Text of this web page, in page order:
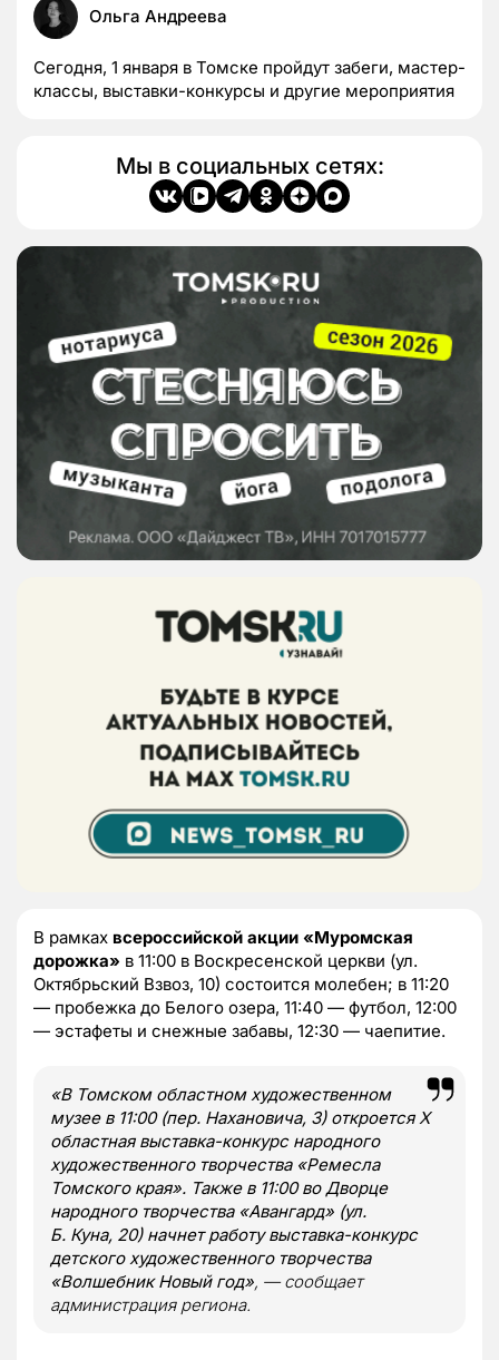
Ольга Андреева
Сегодня, 1 января в Томске пройдут забеги, мастер-
классы, выставки-конкурсы и другие мероприятия
Мы в социальных сетях:
В рамках всероссийской акции «Муромская
дорожка» в 11:00 в Воскресенской церкви (ул.
Октябрьский Взвоз, 10) состоится молебен; в 11:20
— пробежка до Белого озера, 11:40 — футбол, 12:00
— эстафеты и снежные забавы, 12:30 — чаепитие.
«В Томском областном художественном
музее в 11:00 (пер. Нахановича, 3) откроется X
областная выставка-конкурс народного
художественного творчества «Ремесла
Томского края». Также в 11:00 во Дворце
народного творчества «Авангард» (ул.
Б. Куна, 20) начнет работу выставка-конкурс
детского художественного творчества
«Волшебник Новый год», — сообщает
администрация региона.